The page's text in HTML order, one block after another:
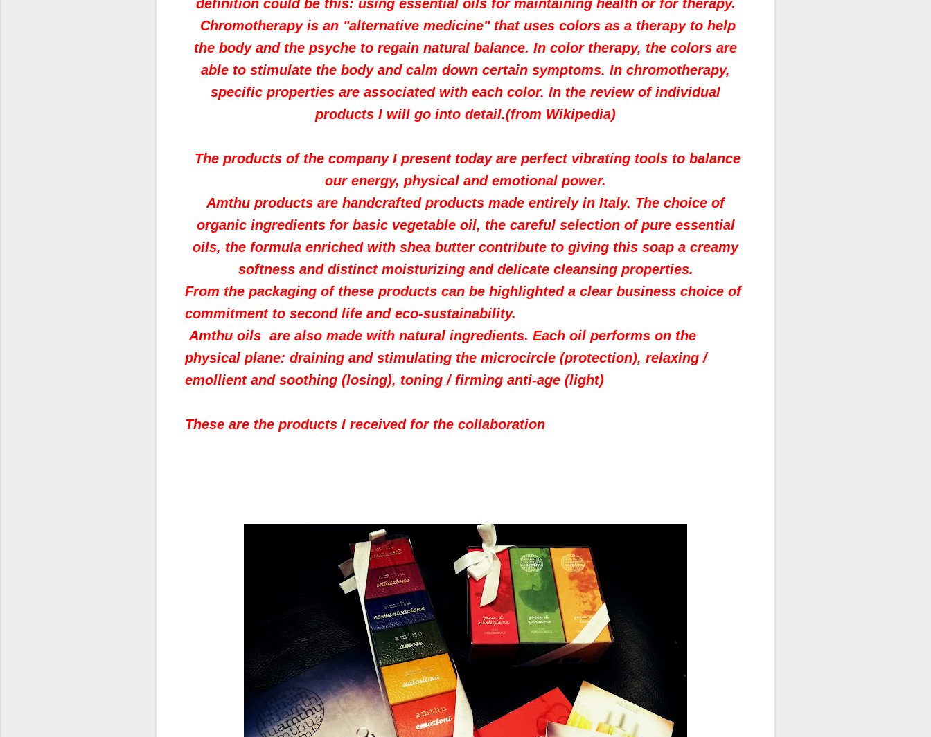
definition could be this: using essential oils for maintaining health or for therapy.
Chromotherapy is an "alternative medicine" that uses colors as a therapy to help
the body and the psyche to regain natural balance. In color therapy, the colors are
able to stimulate the body and calm down certain symptoms. In chromotherapy,
specific properties are associated with each color. In the review of individual
products I will go into detail.(from Wikipedia)
The products of the company I present today are perfect vibrating tools to balance
our energy, physical and emotional power.
Amthu products are handcrafted products made entirely in Italy. The choice of
organic ingredients for basic vegetable oil, the careful selection of pure essential
oils, the formula enriched with shea butter contribute to giving this soap a creamy
softness and distinct moisturizing and delicate cleansing properties.
From the packaging of these products can be highlighted a clear business choice of
commitment to second life and eco-sustainability.
Amthu oils are also made with natural ingredients. Each oil performs on the
physical plane: draining and stimulating the microcircle (protection), relaxing /
emollient and soothing (losing), toning / firming anti-age (light)
These are the products I received for the collaboration